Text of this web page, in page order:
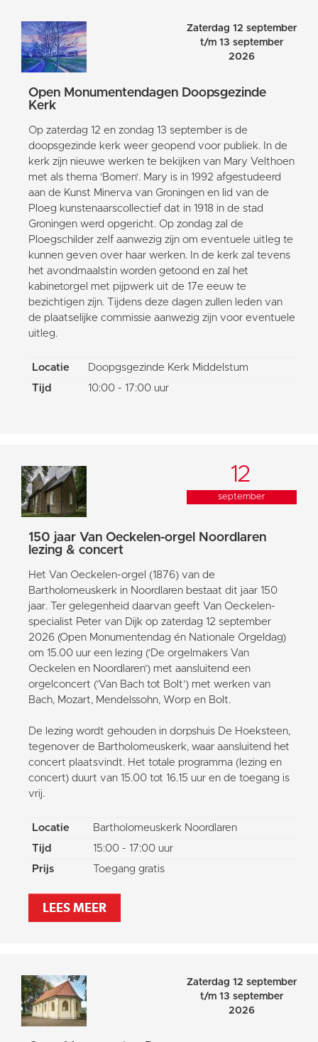
Zaterdag 12 september
t/m 13 september
2026
Open Monumentendagen Doopsgezinde
Kerk
Op zaterdag 12 en zondag 13 september is de
doopsgezinde kerk weer geopend voor publiek. In de
kerk zijn nieuwe werken te bekijken van Mary Velthoen
met als thema 'Bomen'. Mary is in 1992 afgestudeerd
aan de Kunst Minerva van Groningen en lid van de
Ploeg kunstenaarscollectief dat in 1918 in de stad
Groningen werd opgericht. Op zondag zal de
Ploegschilder zelf aanwezig zijn om eventuele uitleg te
kunnen geven over haar werken. In de kerk zal tevens
het avondmaalstin worden getoond en zal het
kabinetorgel met pijpwerk uit de 17e eeuw te
bezichtigen zijn. Tijdens deze dagen zullen leden van
de plaatselijke commissie aanwezig zijn voor eventuele
uitleg.
Locatie
Doopgsgezinde Kerk Middelstum
Tijd
10:00 - 17:00 uur
12
september
150 jaar Van Oeckelen-orgel Noordlaren
lezing & concert
Het Van Oeckelen-orgel (1876) van de
Bartholomeuskerk in Noordlaren bestaat dit jaar 150
jaar. Ter gelegenheid daarvan geeft Van Oeckelen-
specialist Peter van Dijk op zaterdag 12 september
2026 (Open Monumentendag én Nationale Orgeldag)
om 15.00 uur een lezing (‘De orgelmakers Van
Oeckelen en Noordlaren’) met aansluitend een
orgelconcert (‘Van Bach tot Bolt’) met werken van
Bach, Mozart, Mendelssohn, Worp en Bolt.
De lezing wordt gehouden in dorpshuis De Hoeksteen,
tegenover de Bartholomeuskerk, waar aansluitend het
concert plaatsvindt. Het totale programma (lezing en
concert) duurt van 15.00 tot 16.15 uur en de toegang is
vrij.
Locatie
Bartholomeuskerk Noordlaren
Tijd
15:00 - 17:00 uur
Prijs
Toegang gratis
LEES MEER
Zaterdag 12 september
t/m 13 september
2026